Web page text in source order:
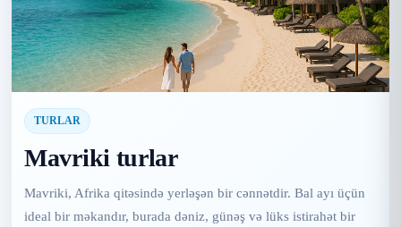
TURLAR
Mavriki turlar
Mavriki, Afrika qitəsində yerləşən bir cənnətdir. Bal ayı üçün
ideal bir məkandır, burada dəniz, günəş və lüks istirahət bir